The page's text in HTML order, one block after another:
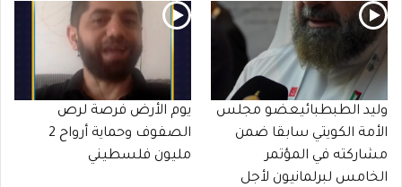
وليد الطبطبائيعضو مجلس
الأمة الكويتي سابقا ضمن
مشاركته في المؤتمر
الخامس لبرلمانيون لأجل
يوم الأرض فرصة لرص
الصفوف وحماية أرواح 2
مليون فلسطيني